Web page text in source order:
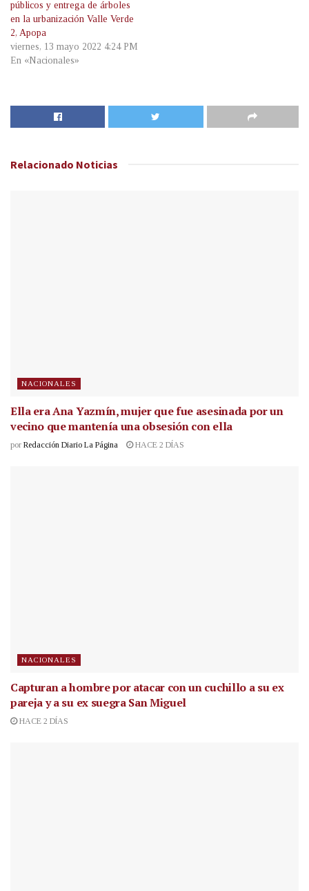
públicos y entrega de árboles
en la urbanización Valle Verde
2, Apopa
viernes, 13 mayo 2022 4:24 PM
En «Nacionales»
Relacionado Noticias
NACIONALES
Ella era Ana Yazmín, mujer que fue asesinada por un
vecino que mantenía una obsesión con ella
por Redacción Diario La Página HACE 2 DÍAS
NACIONALES
Capturan a hombre por atacar con un cuchillo a su ex
pareja y a su ex suegra San Miguel
HACE 2 DÍAS